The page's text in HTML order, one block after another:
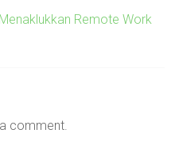
Remote Work
comment.